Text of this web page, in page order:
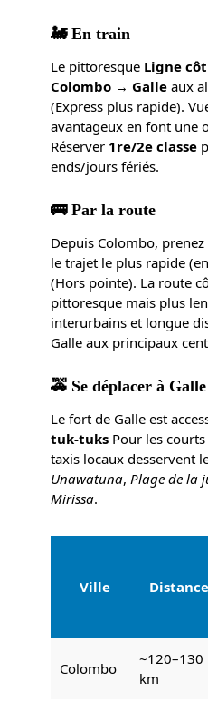
🚂 En train
Le pittoresque Ligne
Colombo → Galle aux
(Express plus rapide).
avantageux en font une
Réserver 1re/2e classe
ends/jours fériés.
🚌 Par la route
Depuis Colombo, prenez
le trajet le plus rapide
(Hors pointe). La route
pittoresque mais plus
interurbains et longue
Galle aux principaux
🚕 Se déplacer à Galle
Le fort de Galle est
tuk-tuks Pour les
taxis locaux desservent
Unawatuna, Plage de la
Mirissa.
Ville Distance
Colombo
~120–130
km